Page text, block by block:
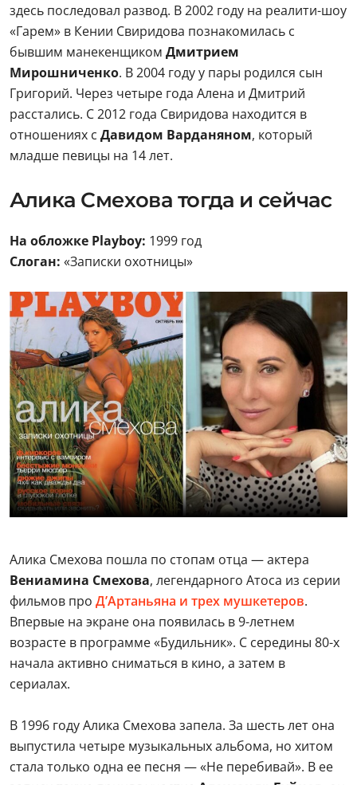
здесь последовал развод. В 2002 году на реалити-шоу
«Гарем» в Кении Свиридова познакомилась с
бывшим манекенщиком Дмитрием
Мирошниченко. В 2004 году у пары родился сын
Григорий. Через четыре года Алена и Дмитрий
расстались. С 2012 года Свиридова находится в
отношениях с Давидом Варданяном, который
младше певицы на 14 лет.
Алика Смехова тогда и сейчас
На обложке Playboy: 1999 год
Слоган: «Записки охотницы»
Алика Смехова пошла по стопам отца — актера
Вениамина Смехова, легендарного Атоса из серии
фильмов про Д’Артаньяна и трех мушкетеров.
Впервые на экране она появилась в 9-летнем
возрасте в программе «Будильник». С середины 80-х
начала активно сниматься в кино, а затем в
сериалах.
В 1996 году Алика Смехова запела. За шесть лет она
выпустила четыре музыкальных альбома, но хитом
стала только одна ее песня — «Не перебивай». В ее